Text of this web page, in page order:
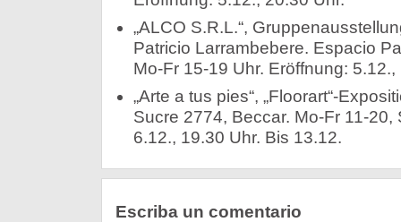
„ALCO S.R.L.“,
Patricio Larrambebere. Espacio
Mo-Fr 15-19 Uhr. Eröffnung:
„Arte a tus pies“, „Floorart“-
Sucre 2774, Beccar. Mo-Fr 11-20,
6.12., 19.30 Uhr. Bis 13.12.
Escriba un comentario